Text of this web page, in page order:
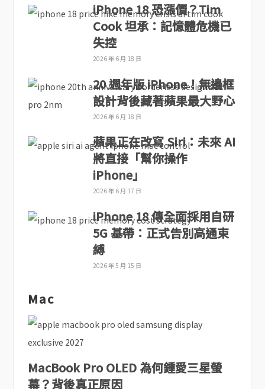
iPhone 18 恐漲價？Tim
Cook 坦承：記憶體危機已
失控
2026 年 6 月 18 日
20 週年版 iPhone！無邊框
設計背後藏著蘋果最大野心
2026 年 6 月 18 日
蘋果正在改寫 Siri：未來 AI
將直接「幫你操作
iPhone」
2026 年 6 月 17 日
iPhone 18 傳全面採用自研
5G 基帶：正式告別高通束
縛
2026 年 5 月 15 日
Mac
MacBook Pro OLED 為何鍾愛三星螢
幕？背後真正原因